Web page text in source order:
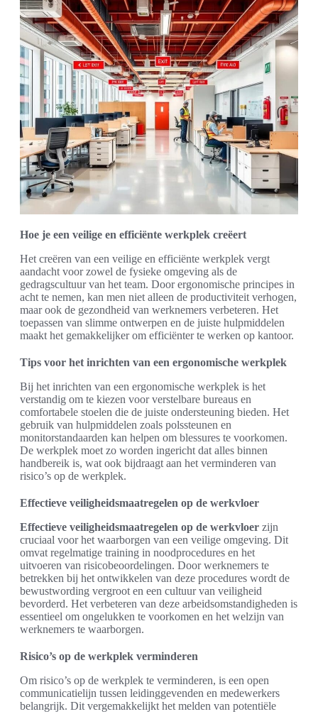
Hoe je een veilige en efficiënte werkplek creëert
Het creëren van een veilige en efficiënte werkplek vergt
aandacht voor zowel de fysieke omgeving als de
gedragscultuur van het team. Door ergonomische principes in
acht te nemen, kan men niet alleen de productiviteit verhogen,
maar ook de gezondheid van werknemers verbeteren. Het
toepassen van slimme ontwerpen en de juiste hulpmiddelen
maakt het gemakkelijker om efficiënter te werken op kantoor.
Tips voor het inrichten van een ergonomische werkplek
Bij het inrichten van een ergonomische werkplek is het
verstandig om te kiezen voor verstelbare bureaus en
comfortabele stoelen die de juiste ondersteuning bieden. Het
gebruik van hulpmiddelen zoals polssteunen en
monitorstandaarden kan helpen om blessures te voorkomen.
De werkplek moet zo worden ingericht dat alles binnen
handbereik is, wat ook bijdraagt aan het verminderen van
risico’s op de werkplek.
Effectieve veiligheidsmaatregelen op de werkvloer
Effectieve veiligheidsmaatregelen op de werkvloer zijn
cruciaal voor het waarborgen van een veilige omgeving. Dit
omvat regelmatige training in noodprocedures en het
uitvoeren van risicobeoordelingen. Door werknemers te
betrekken bij het ontwikkelen van deze procedures wordt de
bewustwording vergroot en een cultuur van veiligheid
bevorderd. Het verbeteren van deze arbeidsomstandigheden is
essentieel om ongelukken te voorkomen en het welzijn van
werknemers te waarborgen.
Risico’s op de werkplek verminderen
Om risico’s op de werkplek te verminderen, is een open
communicatielijn tussen leidinggevenden en medewerkers
belangrijk. Dit vergemakkelijkt het melden van potentiële